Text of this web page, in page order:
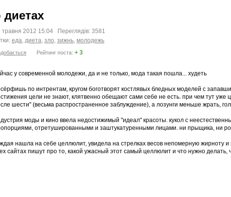
диетах
травня 2012 15:04 Переглядів: 3581
еда, диета, зло, зижнь, молодежь
Рейтинг поста: + 3
у современной молодежи, да и не только, мода такая пошла... худеть
по интрентам, кругом боготворят костлявых бледных моделей с
цели не знают, клятвенно обещают сами себе не есть. при чем тут уже
шести" (весьма распространенное заблуждение), а лозунги меньше жрать,
моды и кино ввела недостижимый "идеал" красоты. кукол с
отретушированными и заштукатуренными лицами. ни прыщика, ни
нашла на себе целлюлит, увидела на стрелках весов непомерную жирноту
сайтах пишут про то, какой ужасный этот самый целлюлит и что нужно делать,